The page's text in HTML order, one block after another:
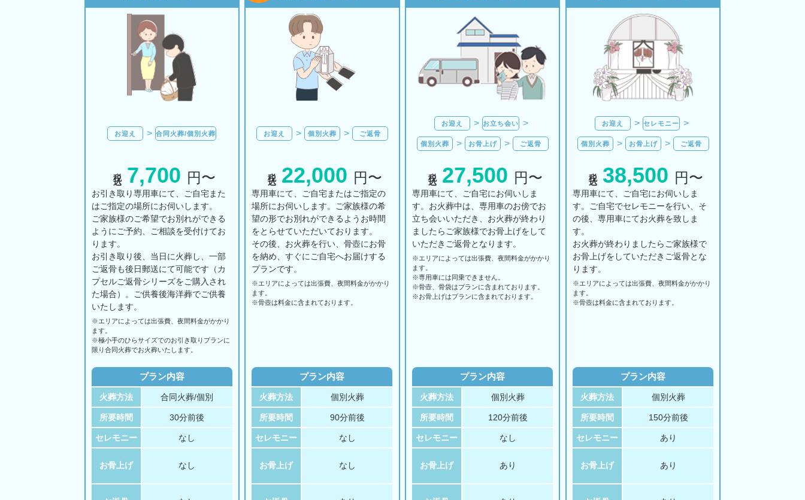
お迎え 合同火葬/個別火葬
7,700 円〜
お引き取り専用車にて、ご自宅また
はご指定の場所にお伺いします。
ご家族様のご希望でお別れができる
ようにご予約、ご相談を受付けてお
ります。
お引き取り後、当日に火葬し、一部
ご返骨も後日郵送にて可能です（カ
プセルご返骨シリーズをご購入され
た場合）。ご供養後海洋葬でご供養
いたします。
※エリアに よっては出張費、 夜間料金がかかり
ます。
※極小手のひらサイズでのお引き取りプランに
限り合同火葬でお火葬いたします。
プラン内容
火葬方法 合同火葬/個別
所要時間 30分前後
セレモニー なし
お骨上げ なし
お迎え 個別火葬 ご返骨
22,000 円〜
専用車にて、ご自宅またはご指定の
場所にお伺いします。ご家族様の希
望の形でお別れができるようお時間
をとらせていただいております。
その後、お火葬を行い、骨壺にお骨
を納め、すぐにご自宅へお届けする
プランです。
※エリアに よっては出張費、夜間料金がかかり
ます。
※骨壺は料金に含まれております。
プラン内容
火葬方法 個別火葬
所要時間 90分前後
セレモニー なし
お骨上げ なし
お迎え お立ち会い
個別火葬 お骨上げ ご返骨
27,500 円〜
専用車にて、ご自宅にお伺いしま
す。お火葬中は、専用車のお傍でお
立ち会いいただき、お火葬が終わり
ましたらご家族様でお骨上げをして
いただきご返骨となります。
※エリアに よっては出張費、夜間料金がかかり
ます。
※専用車には同乗できません。
※骨壺、骨袋はプランに含まれております。
※お骨上げはプランに含まれております。
プラン内容
火葬方法 個別火葬
所要時間 120分前後
セレモニー なし
お骨上げ あり
お迎え セレモニー
個別火葬 お骨上げ ご返骨
38,500 円〜
専用車にて、ご自宅にお伺いしま
す。ご自宅でセレモニーを行い、そ
の後、専用車にてお火葬を致しま
す。
お火葬が終わりましたらご家族様で
お骨上げをしていただきご返骨とな
ります。
※エリアに よっては出張費、夜間料金がかかり
ます。
※骨壺は料金に含まれております。
プラン内容
火葬方法 個別火葬
所要時間 150分前後
セレモニー あり
お骨上げ あり